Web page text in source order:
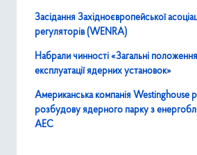
Засідання Західноєвропейської
регуляторів (WENRA)
Набрали чинності «Загальні
експлуатації ядерних установок»
Американська компанія Westinghouse
розбудову ядерного парку з
АЕС